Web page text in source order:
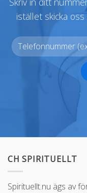
istället skicka
CH SPIRITUELLT
Spirituellt.nu ägs av